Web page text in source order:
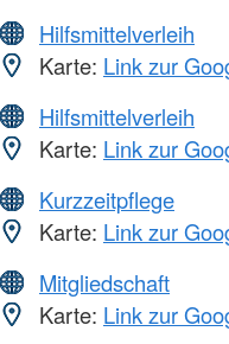
Hilfsmittelverleih
Karte: Link zur
Hilfsmittelverleih
Karte: Link zur
Kurzzeitpflege
Karte: Link zur
Mitgliedschaft
Karte: Link zur